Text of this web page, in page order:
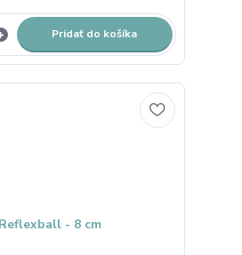
Pridať do košíka